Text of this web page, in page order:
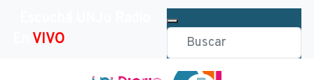
VIVO